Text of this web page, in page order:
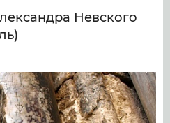
Невского